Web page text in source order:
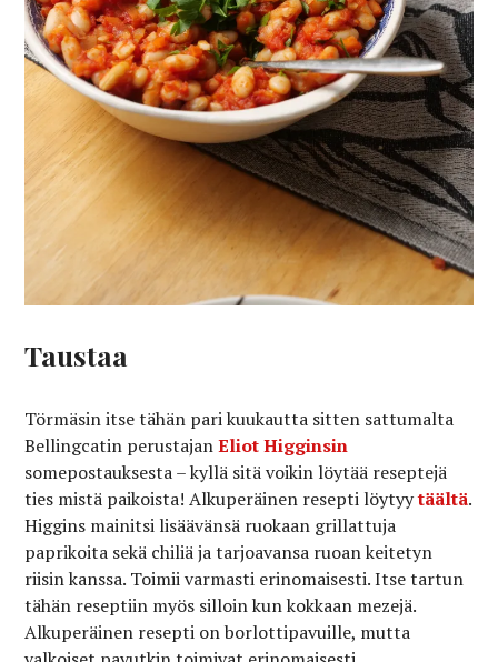
Taustaa
Törmäsin itse tähän pari kuukautta sitten sattumalta
Bellingcatin perustajanEliot Higginsin
somepostauksesta – kyllä sitä voikin löytää reseptejä
ties mistä paikoista! Alkuperäinen resepti löytyytäältä.
Higgins mainitsi lisäävänsä ruokaan grillattuja
paprikoita sekä chiliä ja tarjoavansa ruoan keitetyn
riisin kanssa. Toimii varmasti erinomaisesti. Itse tartun
tähän reseptiin myös silloin kun kokkaan mezejä.
Alkuperäinen resepti on borlottipavuille, mutta